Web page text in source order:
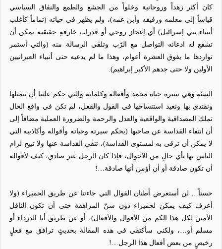
كان أكثر زهداً وروحانية وخلواً من الجشع والطمع والنفاق السياسي
قياساً إلى معلمه ورفيقه وأبن عمه)، ولم يظهر في حياته (تماماً كأغلب
أنبياء بني إسرائيل) أي إعجاز روحي أو قدرات خارقةٍ حقيقية يمكن أن
تشفع له ادعائه التواصل مع الرّب وتلقي الرسالة منه (والتي أستمر
تواردها ما يفوق العشرة أعوام، وهذا ما لم يدعيه حتى أنبياء العبرانيين
الأولين ولا حتى جدهم الأكبر إبراهيم).
السنّة وهي سيرة حياة محمد وأفعاله وكلماته والتي حكم علينا أن نتمثلها
ونقتدي بها ونعيد استنساخها في القول والفعل، لم تكن في واقع الحال
تملك المصداقية والواقعية والعدل والرحمة والضرورة العملية مضافاً إلى
أن انتفاء القداسة عن صاحبها (بحكم سيرته وحياته وأقواله وأكاذيبه التي
لا يمكن أن ترقى به لمستوى القداسة)، تنفي القداسة عنها ولا تبيح لزام
الناس بها بأي حالٍ من الأحوال، فإذا كان الرجل غير صادق، كيف لأقواله
أن تكون صادقة أو أن أؤمن أنها صادقة…!
حسناً… لن أستعرض أطنان القوال التي جاءتنا عن طريق الحميراء (ولا
أعرف كيف يمكن لحميراء دون سنّ المراهقة حتى أن تكون الناقل
الأمين لكل هذا الكم من الأقوال والأفعال)، أو عن طريق أبا الدرداء أو
مسلم أو…، ولكني سأكتفي في هذه المقالة بحديثٍ ترافق مع فعلٍ
رخيصٍ من بعض أفعال هذا الرجل…!